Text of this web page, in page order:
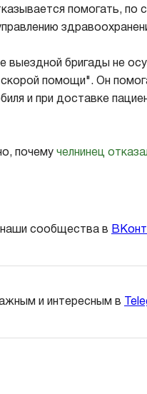
помогать, по
выездной бригады не
помощи". Он
и при доставке
почему челнинец
наши сообщества в
и интересным в